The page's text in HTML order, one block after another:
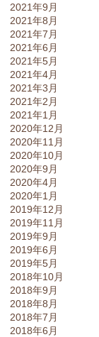
2021年9月
2021年8月
2021年7月
2021年6月
2021年5月
2021年4月
2021年3月
2021年2月
2021年1月
2020年12月
2020年11月
2020年10月
2020年9月
2020年4月
2020年1月
2019年12月
2019年11月
2019年9月
2019年6月
2019年5月
2018年10月
2018年9月
2018年8月
2018年7月
2018年6月